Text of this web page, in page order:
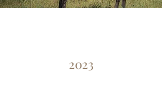
2023